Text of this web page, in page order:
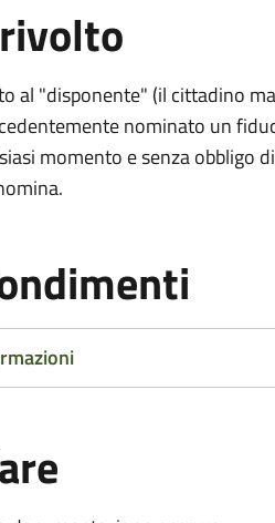
al "disponente" (il cittadino
nominato un
momento e senza obbligo